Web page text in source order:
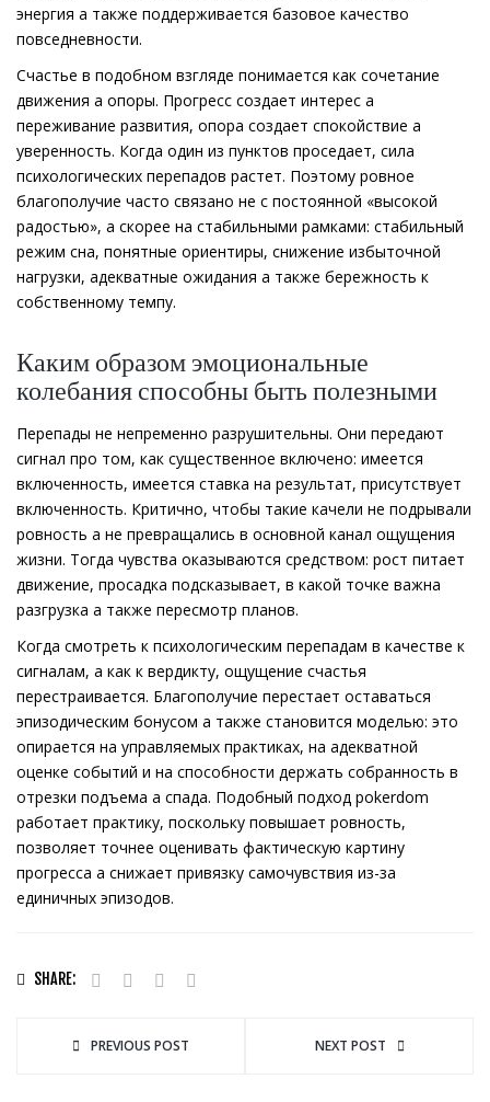
энергия а также поддерживается базовое качество
повседневности.
Счастье в подобном взгляде понимается как сочетание
движения а опоры. Прогресс создает интерес а
переживание развития, опора создает спокойствие а
уверенность. Когда один из пунктов проседает, сила
психологических перепадов растет. Поэтому ровное
благополучие часто связано не с постоянной «высокой
радостью», а скорее на стабильными рамками: стабильный
режим сна, понятные ориентиры, снижение избыточной
нагрузки, адекватные ожидания а также бережность к
собственному темпу.
Каким образом эмоциональные
колебания способны быть полезными
Перепады не непременно разрушительны. Они передают
сигнал про том, как существенное включено: имеется
включенность, имеется ставка на результат, присутствует
включенность. Критично, чтобы такие качели не подрывали
ровность а не превращались в основной канал ощущения
жизни. Тогда чувства оказываются средством: рост питает
движение, просадка подсказывает, в какой точке важна
разгрузка а также пересмотр планов.
Когда смотреть к психологическим перепадам в качестве к
сигналам, а как к вердикту, ощущение счастья
перестраивается. Благополучие перестает оставаться
эпизодическим бонусом а также становится моделью: это
опирается на управляемых практиках, на адекватной
оценке событий и на способности держать собранность в
отрезки подъема а спада. Подобный подход pokerdom
работает практику, поскольку повышает ровность,
позволяет точнее оценивать фактическую картину
прогресса а снижает привязку самочувствия из-за
единичных эпизодов.
SHARE:
PREVIOUS POST NEXT POST